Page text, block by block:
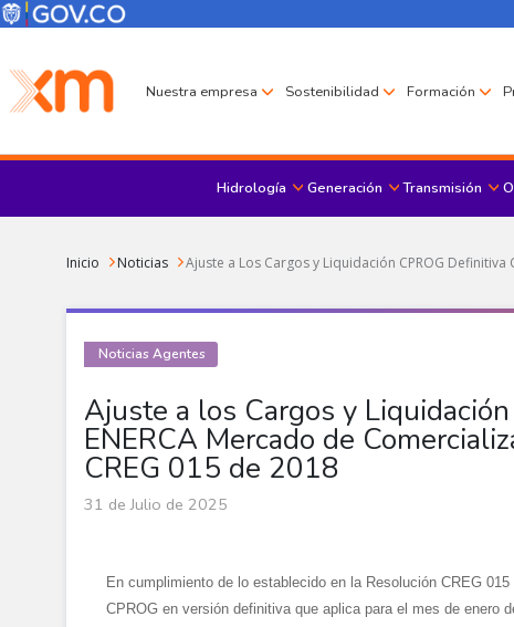
Pasar al contenido principal
Menú Corporativo
Menú de encabezado
Nuestra empresa Sostenibilidad Formación
Hidrología Generación Transmisión
Sobrescribir enlaces de ayuda a la navegación
Inicio Noticias Ajuste a Los Cargos y Liquidación CPROG Definitiva
Ajuste a los Cargos y
ENERCA Mercado de
CREG 015 de 2018
Noticias Agentes
31 de Julio de 2025
En cumplimiento de lo establecido en la Resolución CREG
CPROG en versión definitiva que aplica para el mes de enero